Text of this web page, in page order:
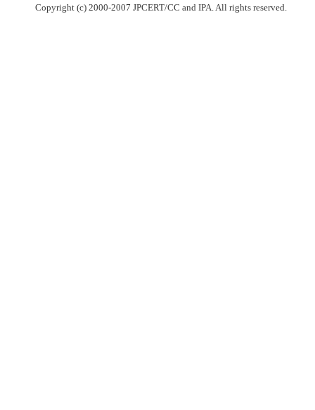
Copyright (c) 2000-2007 JPCERT/CC and IPA. All rights reserved.